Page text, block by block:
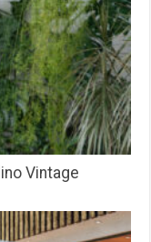
Vintage